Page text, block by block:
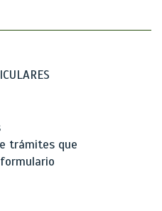
trámites que